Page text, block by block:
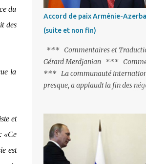
du
des
la
et
«Ce
est
tandem turco-azéri. Faisant fi de
précède la chute de l'URSS, il est
exclusivement intéressé par ce
« l'Arménie réelle ». Même les
présidents qu'ils l'ont précédés ne
pas grâce à ses yeux, les traitant
noms, avant de les traîner en
arménienne, les...
Accord de paix Arménie-
(suite et non fin)
*** Commentaires et
Gérard Merdjanian ***
*** La communauté
presque, a applaudi la fin des
plus qu’à le finaliser. Oui, mais…
que le projet d'accord de paix
articles, dont 15 avaient déjà fait
accord. Les deux points non